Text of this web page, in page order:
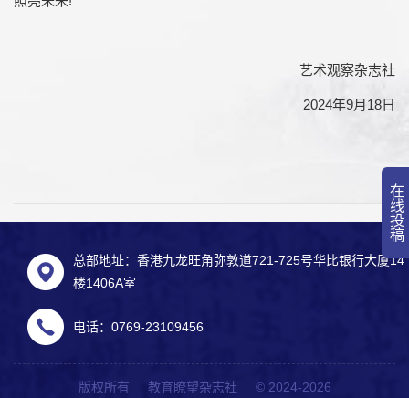
艺术观察杂志社
2024年9月18日
总部地址：香港九龙旺角弥敦道721-725号华比银行大厦14
楼1406A室
电话：0769-23109456
版权所有 教育瞭望杂志社 © 2024-2026
在线投稿